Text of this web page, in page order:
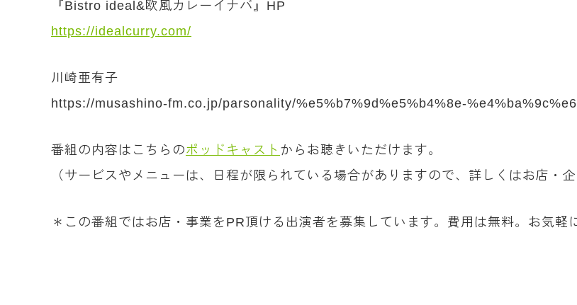
『Bistro ideal&欧風カレーイナバ』HP
https://idealcurry.com/
川崎亜有子
https://musashino-fm.co.jp/parsonality/%e5%b7%9d%e5%b4%8e-
番組の内容はこちらのポッドキャスト からお聴きいただけます。
（サービスやメニューは、日程が限られている場合がありますので、詳しくはお店・
＊この番組ではお店・事業をPR頂ける出演者を募集しています。費用は無料。お気軽